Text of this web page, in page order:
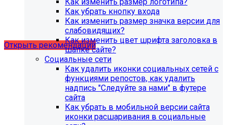
Рекомендации по безопасности
Открыть рекомендации
Как убрать кнопку входа
Как изменить размер значка версии для
слабовидящих?
Как изменить цвет шрифта заголовка в
шапке сайте?
Социальные сети
Как удалить иконки социальных сетей с
функциями репостов, как удалить
надпись "Следуйте за нами" в футере
сайта
Как убрать в мобильной версии сайта
иконки расшаривания в социальные